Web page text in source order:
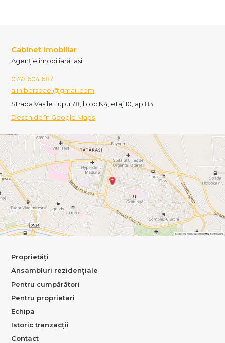
Cabinet Imobiliar
Agenție imobiliară Iasi
0747 604 687
alin.borsoaei@gmail.com
Strada Vasile Lupu 78, bloc N4, etaj 10, ap 83
Deschide în Google Maps
Proprietăți
Ansambluri rezidențiale
Pentru cumpărători
Pentru proprietari
Echipa
Istoric tranzacții
Contact